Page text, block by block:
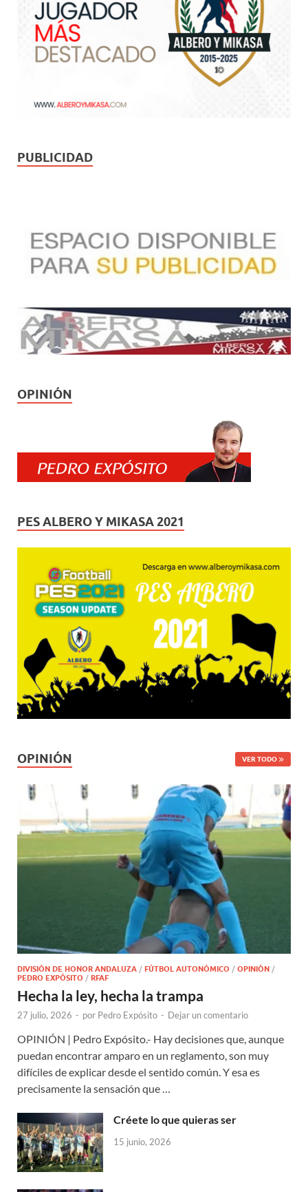
PUBLICIDAD
OPINIÓN
PES ALBERO Y MIKASA 2021
OPINIÓN VER TODO
DIVISIÓN DE HONOR ANDALUZA / FÚTBOL AUTONÓMICO / OPINIÓN /
PEDRO EXPÓSITO / RFAF
Hecha la ley, hecha la trampa
27 julio, 2026 - por Pedro Expósito - Dejar un comentario
OPINIÓN | Pedro Expósito.- Hay decisiones que, aunque
puedan encontrar amparo en un reglamento, son muy
difíciles de explicar desde el sentido común. Y esa es
precisamente la sensación que …
Créete lo que quieras ser
15 junio, 2026